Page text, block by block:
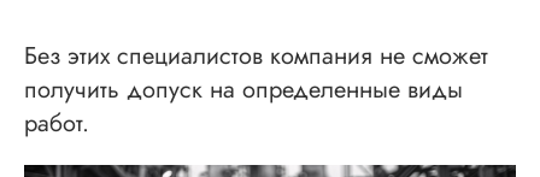
Без этих специалистов компания не сможет
получить допуск на определенные виды
работ.